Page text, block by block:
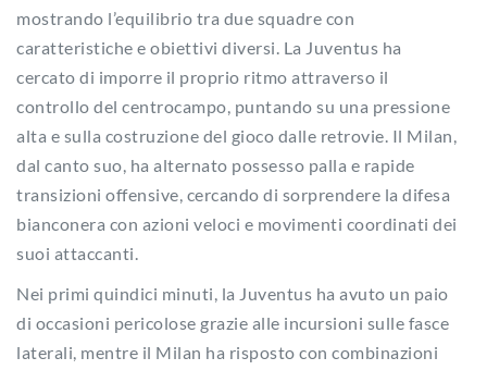
mostrando l’equilibrio tra due squadre con
caratteristiche e obiettivi diversi. La Juventus ha
cercato di imporre il proprio ritmo attraverso il
controllo del centrocampo, puntando su una pressione
alta e sulla costruzione del gioco dalle retrovie. Il Milan,
dal canto suo, ha alternato possesso palla e rapide
transizioni offensive, cercando di sorprendere la difesa
bianconera con azioni veloci e movimenti coordinati dei
suoi attaccanti.
Nei primi quindici minuti, la Juventus ha avuto un paio
di occasioni pericolose grazie alle incursioni sulle fasce
laterali, mentre il Milan ha risposto con combinazioni